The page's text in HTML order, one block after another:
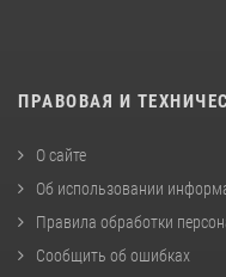
ПРАВОВАЯ И
О сайте
Об использовании
Правила обработки
Сообщить об ошибках